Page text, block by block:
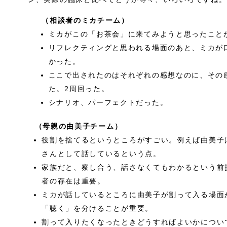
（相談者のミカチーム）
ミカがこの「お茶会」に来てみようと思ったこと
リフレクティングと思われる場面のあと、ミカ
かった。
ここで出されたのはそれぞれの感想なのに、そ
た。2周回った。
シナリオ、パーフェクトだった。
（母親の由美子チーム）
役割を捨てるというところがすごい。例えば由美
さんとして話しているという点。
家族だと、察し合う、話さなくてもわかるという
者の存在は重要。
ミカが話しているところに由美子が割って入る場
「聴く」を分けることが重要。
割って入りたくなったときどうすればよいかにつ